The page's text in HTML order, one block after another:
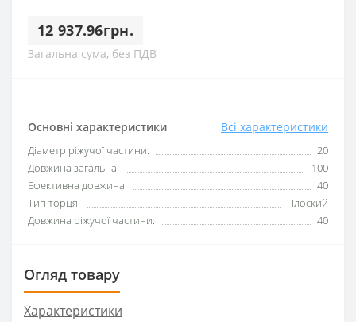
12 937.96грн.
Загальна сума, без ПДВ
Основні характеристики Всі характеристики
Діаметр ріжучої частини:
20
Довжина загальна:
100
Ефективна довжина:
40
Тип торця:
Плоский
Довжина ріжучої частини:
40
Огляд товару
Характеристики